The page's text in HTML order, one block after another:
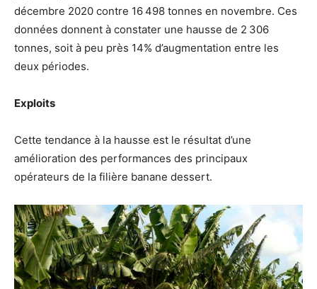
décembre 2020 contre 16 498 tonnes en novembre. Ces
données donnent à constater une hausse de 2 306
tonnes, soit à peu près 14% d’augmentation entre les
deux périodes.
Exploits
Cette tendance à la hausse est le résultat d’une
amélioration des performances des principaux
opérateurs de la filière banane dessert.